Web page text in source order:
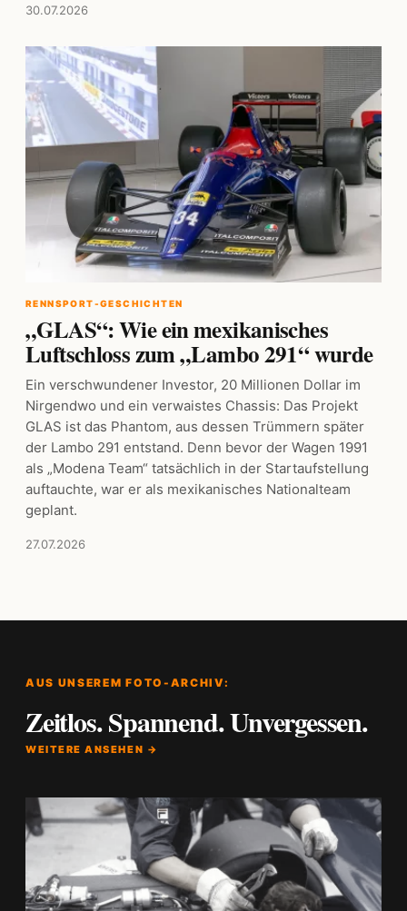
30.07.2026
RENNSPORT-GESCHICHTEN
„GLAS“: Wie ein mexikanisches
Luftschloss zum „Lambo 291“ wurde
Ein verschwundener Investor, 20 Millionen Dollar im
Nirgendwo und ein verwaistes Chassis: Das Projekt
GLAS ist das Phantom, aus dessen Trümmern später
der Lambo 291 entstand. Denn bevor der Wagen 1991
als „Modena Team“ tatsächlich in der Startaufstellung
auftauchte, war er als mexikanisches Nationalteam
geplant.
27.07.2026
AUS UNSEREM FOTO-ARCHIV:
Zeitlos. Spannend. Unvergessen.
WEITERE ANSEHEN →